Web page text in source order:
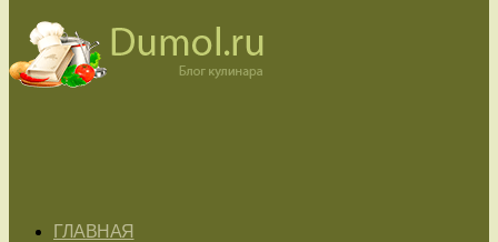
ГЛАВНАЯ